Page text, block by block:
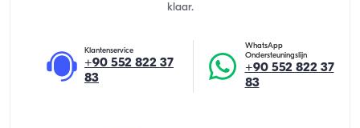
klaar.
Klantenservice
+90 552 822 37
83
WhatsApp
Ondersteuningslijn
+90 552 822 37
83